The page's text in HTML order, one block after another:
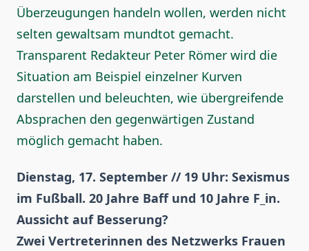
Überzeugungen handeln wollen, werden nicht
selten gewaltsam mundtot gemacht.
Transparent Redakteur Peter Römer wird die
Situation am Beispiel einzelner Kurven
darstellen und beleuchten, wie übergreifende
Absprachen den gegenwärtigen Zustand
möglich gemacht haben.
Dienstag, 17. September // 19 Uhr: Sexismus
im Fußball. 20 Jahre Baff und 10 Jahre F_in.
Aussicht auf Besserung?
Zwei Vertreterinnen des Netzwerks Frauen